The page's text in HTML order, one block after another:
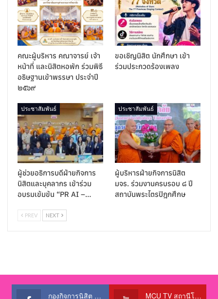
คณะผู้บริหาร คณาจารย์ เจ้า
หน้าที่ และนิสิตหอพัก ร่วมพิธี
อธิษฐานเข้าพรรษา ประจำปี
๒๕๖๙
ขอเชิญนิสิต นักศึกษา เข้า
ร่วมประกวดร้องเพลง
ประชาสัมพันธ์
ผู้ช่วยอธิการบดีฝ่ายกิจการ
นิสิตและบุคลากร เข้าร่วม
อบรมเข้มข้น “PR AI –…
ประชาสัมพันธ์
ผู้บริหารฝ่ายกิจการนิสิต
มจร. ร่วมงานครบรอบ ๘ ปี
สถาบันพระไตรปิฎกศึกษ
PREV NEXT
กองกิจการนิสิต สำนักงานอธิการบดี MCU TV สถานีโทรทัศน์เพื่อการศึกษา @OfficialTBCChannel